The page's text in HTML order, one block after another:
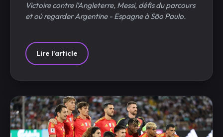
Victoire contre l’Angleterre, Messi, défis du parcours
et où regarder Argentine - Espagne à São Paulo.
Lire l'article